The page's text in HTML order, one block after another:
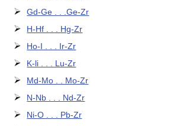
Gd-Ge . . .Ge-Zr
H-Hf . . . Hg-Zr
Ho-I . . . Ir-Zr
K-li . . . Lu-Zr
Md-Mo . . Mo-Zr
N-Nb . . . Nd-Zr
Ni-O . . . Pb-Zr